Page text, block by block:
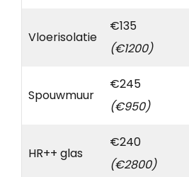
Vloerisolatie
€135
(€1200)
Spouwmuur
€245
(€950)
HR++ glas
€240
(€2800)